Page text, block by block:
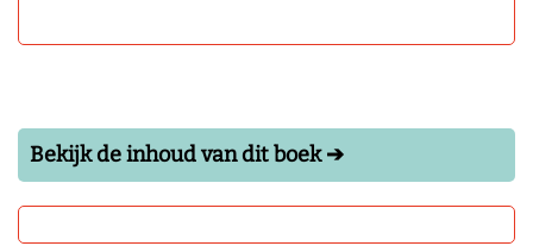
Bekijk de inhoud van dit boek ➔